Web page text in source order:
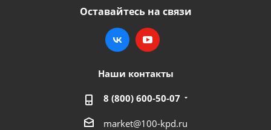
Оставайтесь на связи
Наши контакты
8 (800) 600-50-07
market@100-kpd.ru